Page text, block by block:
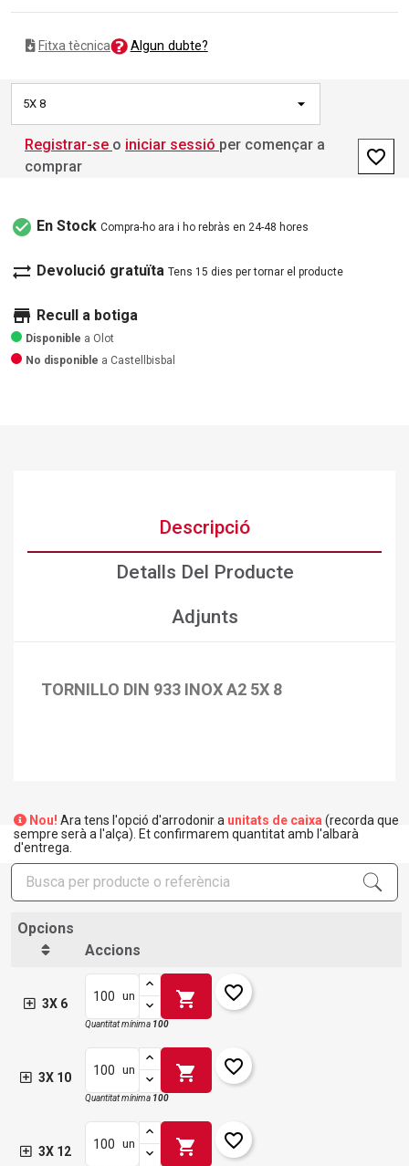
Fitxa tècnica Algun dubte?
5X 8
Registrar-se o iniciar sessió per començar a
comprar
favorite_border
check_circle En Stock Compra-ho ara i ho rebràs en 24-48 hores
sync_alt Devolució gratuïta Tens 15 dies per tornar el producte
store Recull a botiga
Disponible a Olot
No disponible a Castellbisbal
Descripció
Detalls Del Producte
Adjunts
TORNILLO DIN 933 INOX A2 5X 8
Nou! Ara tens l'opció d'arrodonir a unitats de caixa (recorda que
sempre serà a l'alça). Et confirmarem quantitat amb l'albarà
d'entrega.
Opcions
Accions
3X 6
un shopping_cart favorite_border
Quantitat mínima 100
3X 10
un shopping_cart favorite_border
Quantitat mínima 100
3X 12
un shopping_cart favorite_border